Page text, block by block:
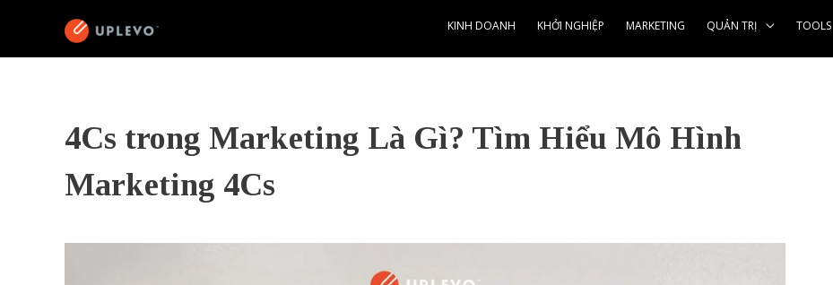
KINH DOANH KHỞI NGHIỆP MARKETING QUẢN TRỊ TOOLS
4Cs trong Marketing Là Gì? Tìm Hiểu Mô Hình
Marketing 4Cs